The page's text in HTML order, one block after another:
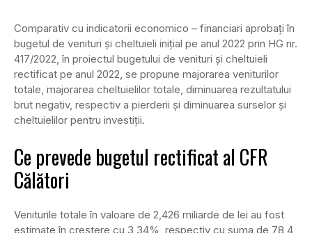
Comparativ cu indicatorii economico – financiari aprobați în
bugetul de venituri și cheltuieli inițial pe anul 2022 prin HG nr.
417/2022, în proiectul bugetului de venituri și cheltuieli
rectificat pe anul 2022, se propune majorarea veniturilor
totale, majorarea cheltuielilor totale, diminuarea rezultatului
brut negativ, respectiv a pierderii și diminuarea surselor și
cheltuielilor pentru investiții.
Ce prevede bugetul rectificat al CFR
Călători
Veniturile totale în valoare de 2,426 miliarde de lei au fost
estimate în creștere cu 3,34%, respectiv cu suma de 78,4